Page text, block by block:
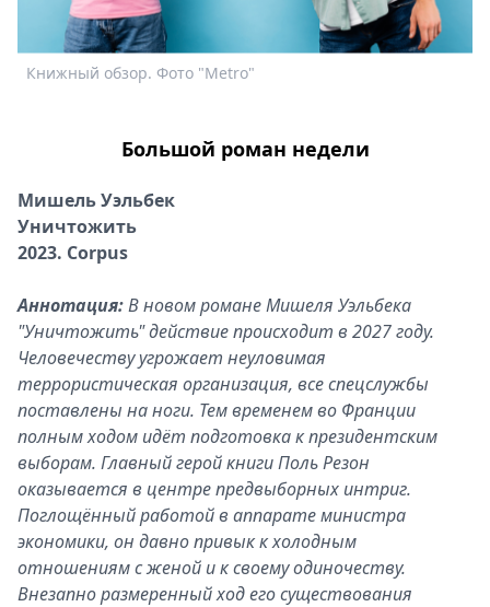
2026
Скачай
Metro
Книжный обзор. Фото "Metro"
Большой роман недели
Мишель Уэльбек
Уничтожить
2023. Corpus
Аннотация:В новом романе Мишеля Уэльбека
"Уничтожить" действие происходит в 2027 году.
Человечеству угрожает неуловимая
террористическая организация, все спецслужбы
поставлены на ноги. Тем временем во Франции
полным ходом идёт подготовка к президентским
выборам. Главный герой книги Поль Резон
оказывается в центре предвыборных интриг.
Поглощённый работой в аппарате министра
экономики, он давно привык к холодным
отношениям с женой и к своему одиночеству.
Внезапно размеренный ход его существования